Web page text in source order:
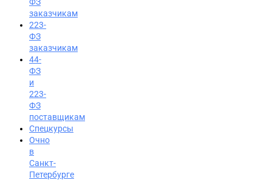
заказчикам
223-
ФЗ
заказчикам
44-
ФЗ
и
223-
ФЗ
поставщикам
Спецкурсы
Очно
в
Санкт-
Петербурге